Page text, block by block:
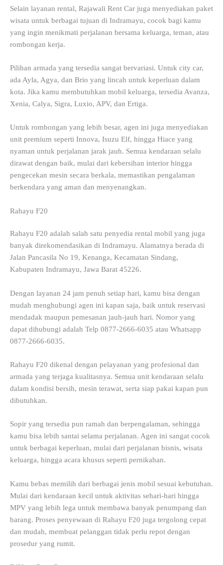
Selain layanan rental, Rajawali Rent Car juga menyediakan paket
wisata untuk berbagai tujuan di Indramayu, cocok bagi kamu
yang ingin menikmati perjalanan bersama keluarga, teman, atau
rombongan kerja.
Pilihan armada yang tersedia sangat bervariasi. Untuk city car,
ada Ayla, Agya, dan Brio yang lincah untuk keperluan dalam
kota. Jika kamu membutuhkan mobil keluarga, tersedia Avanza,
Xenia, Calya, Sigra, Luxio, APV, dan Ertiga.
Untuk rombongan yang lebih besar, agen ini juga menyediakan
unit premium seperti Innova, Isuzu Elf, hingga Hiace yang
nyaman untuk perjalanan jarak jauh. Semua kendaraan selalu
dirawat dengan baik, mulai dari kebersihan interior hingga
pengecekan mesin secara berkala, memastikan pengalaman
berkendara yang aman dan menyenangkan.
Rahayu F20
Rahayu F20 adalah salah satu penyedia rental mobil yang juga
banyak direkomendasikan di Indramayu. Alamatnya berada di
Jalan Pancasila No 19, Kenanga, Kecamatan Sindang,
Kabupaten Indramayu, Jawa Barat 45226.
Dengan layanan 24 jam penuh setiap hari, kamu bisa dengan
mudah menghubungi agen ini kapan saja, baik untuk reservasi
mendadak maupun pemesanan jauh-jauh hari. Nomor yang
dapat dihubungi adalah Telp 0877-2666-6035 atau Whatsapp
0877-2666-6035.
Rahayu F20 dikenal dengan pelayanan yang profesional dan
armada yang terjaga kualitasnya. Semua unit kendaraan selalu
dalam kondisi bersih, mesin terawat, serta siap pakai kapan pun
dibutuhkan.
Sopir yang tersedia pun ramah dan berpengalaman, sehingga
kamu bisa lebih santai selama perjalanan. Agen ini sangat cocok
untuk berbagai keperluan, mulai dari perjalanan bisnis, wisata
keluarga, hingga acara khusus seperti pernikahan.
Kamu bebas memilih dari berbagai jenis mobil sesuai kebutuhan.
Mulai dari kendaraan kecil untuk aktivitas sehari-hari hingga
MPV yang lebih lega untuk membawa banyak penumpang dan
barang. Proses penyewaan di Rahayu F20 juga tergolong cepat
dan mudah, membuat pelanggan tidak perlu repot dengan
prosedur yang rumit.